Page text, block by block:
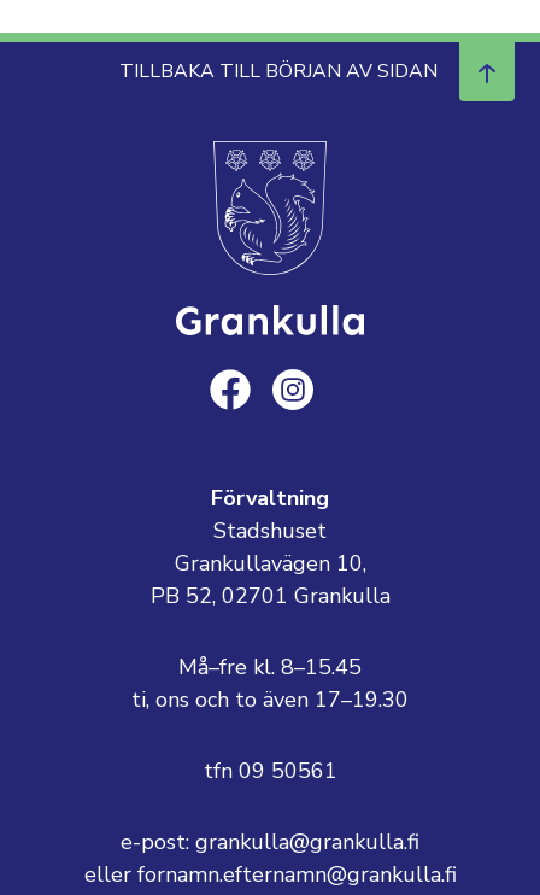
TILLBAKA TILL BÖRJAN AV SIDAN
Förvaltning
Stadshuset
Grankullavägen 10,
PB 52, 02701 Grankulla
Må–fre kl. 8–15.45
ti, ons och to även 17–19.30
tfn 09 50561
e-post: grankulla@grankulla.fi
eller fornamn.efternamn@grankulla.fi